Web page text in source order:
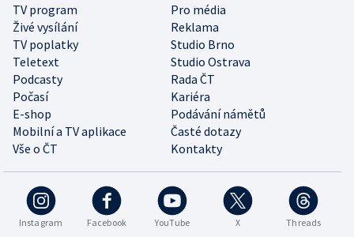
TV program
Pro média
Živé vysílání
Reklama
TV poplatky
Studio Brno
Teletext
Studio Ostrava
Podcasty
Rada ČT
Počasí
Kariéra
E-shop
Podávání námětů
Mobilní a TV aplikace
Časté dotazy
Vše o ČT
Kontakty
Instagram Facebook YouTube X Threads